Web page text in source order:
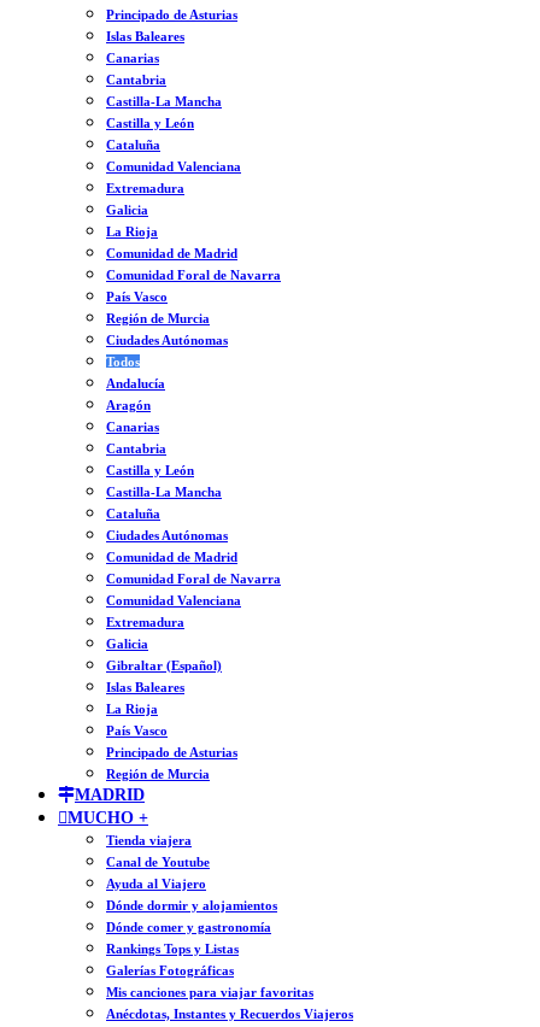
Principado de Asturias
Islas Baleares
Canarias
Cantabria
Castilla-La Mancha
Castilla y León
Cataluña
Comunidad Valenciana
Extremadura
Galicia
La Rioja
Comunidad de Madrid
Comunidad Foral de Navarra
País Vasco
Región de Murcia
Ciudades Autónomas
Todos
Andalucía
Aragón
Canarias
Cantabria
Castilla y León
Castilla-La Mancha
Cataluña
Ciudades Autónomas
Comunidad de Madrid
Comunidad Foral de Navarra
Comunidad Valenciana
Extremadura
Galicia
Gibraltar (Español)
Islas Baleares
La Rioja
País Vasco
Principado de Asturias
Región de Murcia
MADRID
MUCHO +
Tienda viajera
Canal de Youtube
Ayuda al Viajero
Dónde dormir y alojamientos
Dónde comer y gastronomía
Rankings Tops y Listas
Galerías Fotográficas
Mis canciones para viajar favoritas
Anécdotas, Instantes y Recuerdos Viajeros